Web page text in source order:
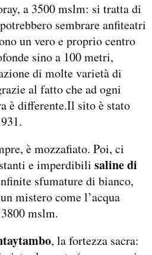
a 3500 mslm: si tratta di
sembrare anfiteatri
un vero e proprio centro
sino a 100 metri,
di molte varietà di
al fatto che ad ogni
è differente.Il sito è stato
è mozzafiato. Poi, ci
e imperdibili saline di
sfumature di bianco,
mistero come l’acqua
mslm.
, la fortezza sacra: